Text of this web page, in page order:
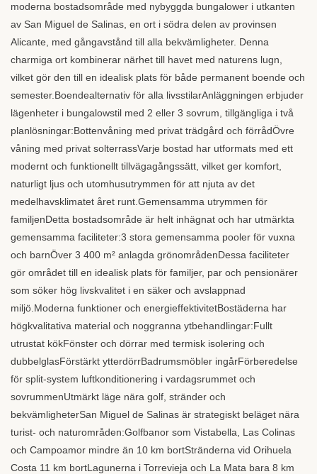
moderna bostadsområde med nybyggda bungalower i utkanten
av San Miguel de Salinas, en ort i södra delen av provinsen
Alicante, med gångavstånd till alla bekvämligheter. Denna
charmiga ort kombinerar närhet till havet med naturens lugn,
vilket gör den till en idealisk plats för både permanent boende och
semester.Boendealternativ för alla livsstilarAnläggningen erbjuder
lägenheter i bungalowstil med 2 eller 3 sovrum, tillgängliga i två
planlösningar:Bottenvåning med privat trädgård och förrådÖvre
våning med privat solterrassVarje bostad har utformats med ett
modernt och funktionellt tillvägagångssätt, vilket ger komfort,
naturligt ljus och utomhusutrymmen för att njuta av det
medelhavsklimatet året runt.Gemensamma utrymmen för
familjenDetta bostadsområde är helt inhägnat och har utmärkta
gemensamma faciliteter:3 stora gemensamma pooler för vuxna
och barnÖver 3 400 m² anlagda grönområdenDessa faciliteter
gör området till en idealisk plats för familjer, par och pensionärer
som söker hög livskvalitet i en säker och avslappnad
miljö.Moderna funktioner och energieffektivitetBostäderna har
högkvalitativa material och noggranna ytbehandlingar:Fullt
utrustat kökFönster och dörrar med termisk isolering och
dubbelglasFörstärkt ytterdörrBadrumsmöbler ingårFörberedelse
för split-system luftkonditionering i vardagsrummet och
sovrummenUtmärkt läge nära golf, stränder och
bekvämligheterSan Miguel de Salinas är strategiskt beläget nära
turist- och naturområden:Golfbanor som Vistabella, Las Colinas
och Campoamor mindre än 10 km bortStränderna vid Orihuela
Costa 11 km bortLagunerna i Torrevieja och La Mata bara 8 km